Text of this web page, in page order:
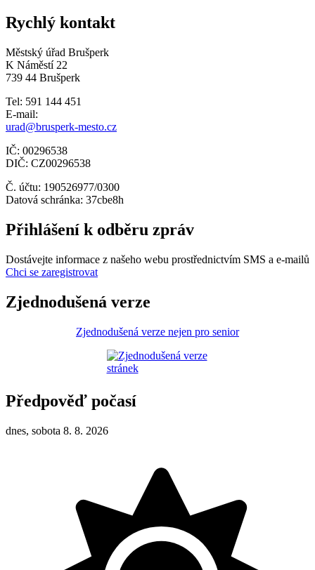
Rychlý kontakt
Městský úřad Brušperk
K Náměstí 22
739 44 Brušperk
Tel: 591 144 451
E-mail:
urad@brusperk-mesto.cz
IČ: 00296538
DIČ: CZ00296538
Č. účtu: 190526977/0300
Datová schránka: 37cbe8h
Přihlášení k odběru zpráv
Dostávejte informace z našeho webu prostřednictvím SMS a e-mailů
Chci se zaregistrovat
Zjednodušená verze
Zjednodušená verze nejen pro senior
Předpověď počasí
dnes, sobota 8. 8. 2026